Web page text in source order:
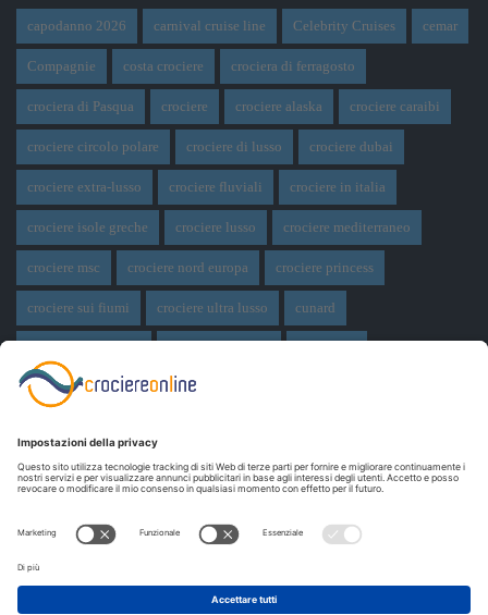
capodanno 2026 carnival cruise line Celebrity Cruises cemar
Compagnie costa crociere crociera di ferragosto
crociera di Pasqua crociere crociere alaska crociere caraibi
crociere circolo polare crociere di lusso crociere dubai
crociere extra-lusso crociere fluviali crociere in italia
crociere isole greche crociere lusso crociere mediterraneo
crociere msc crociere nord europa crociere princess
crociere sui fiumi crociere ultra lusso cunard
ferragosto in crociera giro del mondo
Norwegian Cruise Line oceania cruises Pasqua
Seabourn Cruises Silversea viaggio di nozze